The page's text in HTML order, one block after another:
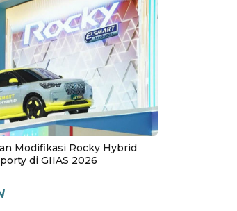
Modifikasi Rocky Hybrid
di GIIAS 2026